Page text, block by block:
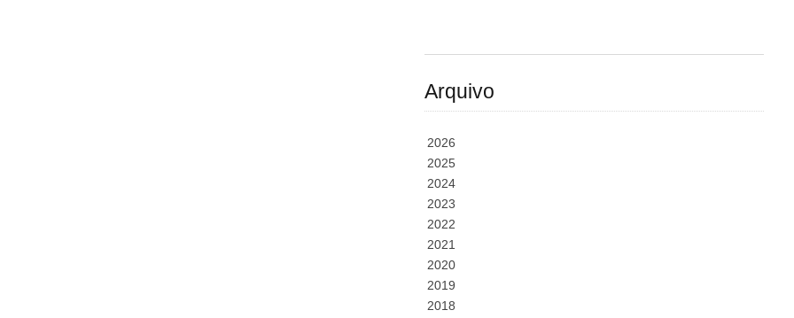
Arquivo
2026
2025
2024
2023
2022
2021
2020
2019
2018